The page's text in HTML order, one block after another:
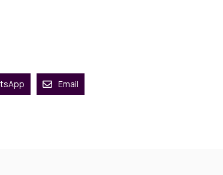
Email